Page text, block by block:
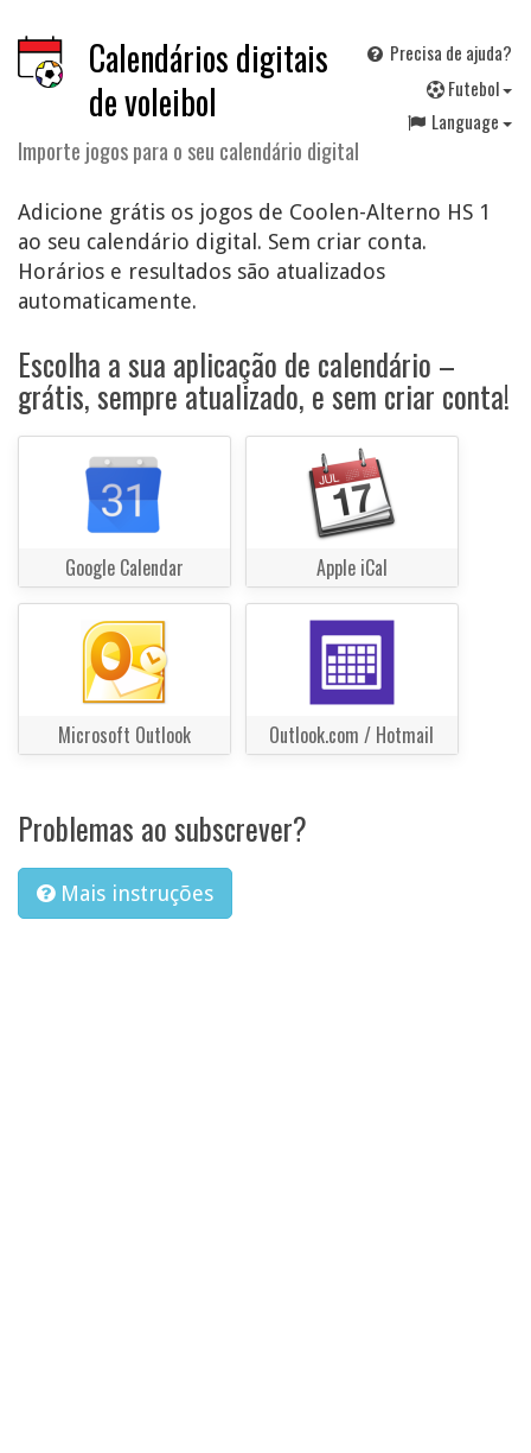
Calendários digitais
de voleibol
Importe jogos para o seu calendário digital
Precisa de ajuda?
Futebol
Language
Adicione grátis os jogos de Coolen-Alterno HS 1
ao seu calendário digital. Sem criar conta.
Horários e resultados são atualizados
automaticamente.
Escolha a sua aplicação de calendário –
grátis, sempre atualizado, e sem criar conta!
Google Calendar Apple iCal
Microsoft Outlook Outlook.com / Hotmail
Problemas ao subscrever?
Mais instruções